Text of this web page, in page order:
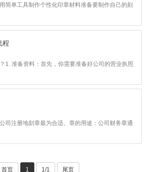
简单工具制作个性化印章材料准备要制作自己的刻
程
1. 准备资料：首先，你需要准备好公司的营业执照
司注册地刻章最为合适。章的用途：公司财务章通
首页 1 1/1 尾页